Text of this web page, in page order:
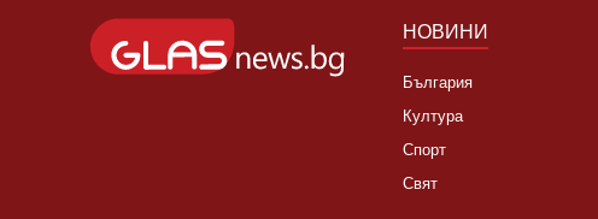
НОВИНИ
България
Култура
Спорт
Свят